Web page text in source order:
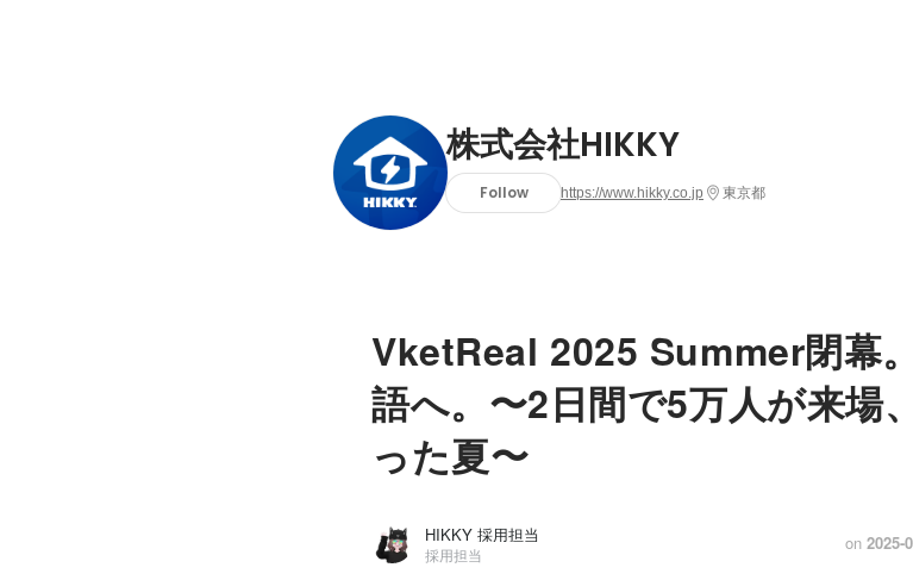
株式会社HIKKY
Follow https://www.hikky.co.jp 東京都
VketReal 2025 Summer閉幕
語へ。〜2日間で5万人が来場
った夏〜
HIKKY 採用担当
採用担当
on 2025-